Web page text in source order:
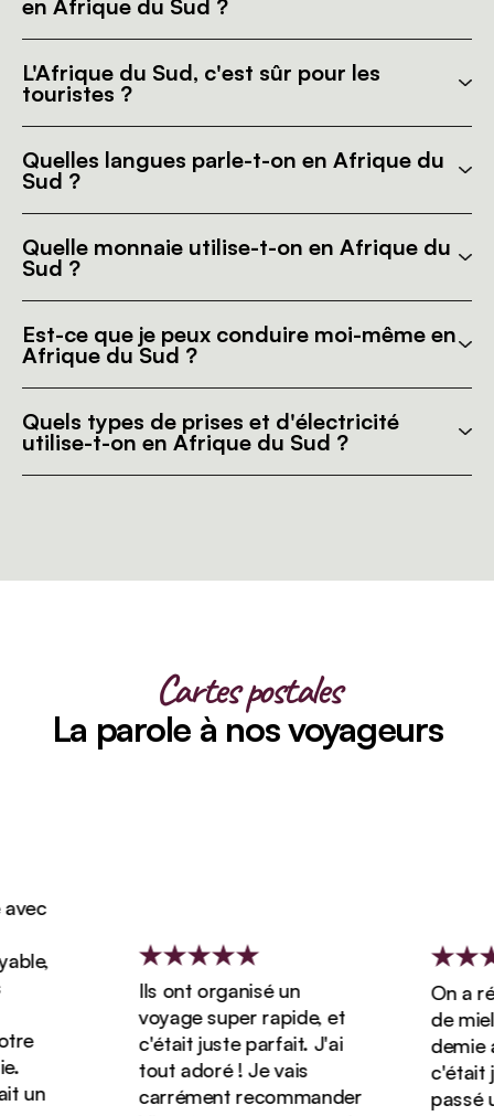
en Afrique du Sud ?
L'Afrique du Sud, c'est sûr pour les
touristes ?
Quelles langues parle-t-on en Afrique du
Sud ?
Quelle monnaie utilise-t-on en Afrique du
Sud ?
Est-ce que je peux conduire moi-même en
Afrique du Sud ?
Quels types de prises et d'électricité
utilise-t-on en Afrique du Sud ?
Cartes postales
La parole à nos voyageurs
Ils ont organisé un
voyage super rapide, et
c'était juste parfait. J'ai
tout adoré ! Je vais
carrément recommander
On a
de miel
demie
c'était
passé